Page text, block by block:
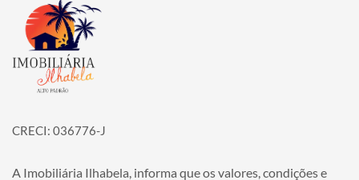
Página inicial
CRECI: 036776-J
A Imobiliária Ilhabela, informa que os valores, condições e